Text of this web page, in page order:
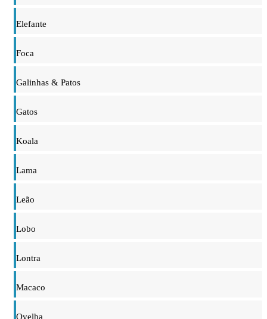
Elefante
Foca
Galinhas & Patos
Gatos
Koala
Lama
Leão
Lobo
Lontra
Macaco
Ovelha